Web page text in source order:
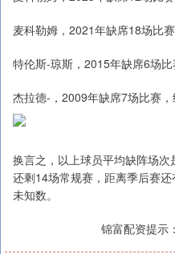
麦科勒姆，2021年缺席18场比
特伦斯-琼斯，2015年缺席6场
杰拉德-，2009年缺席7场比赛
换言之，以上球员平均缺阵场
还剩14场常规赛，距离季后赛
未知数。
锦富配资提示